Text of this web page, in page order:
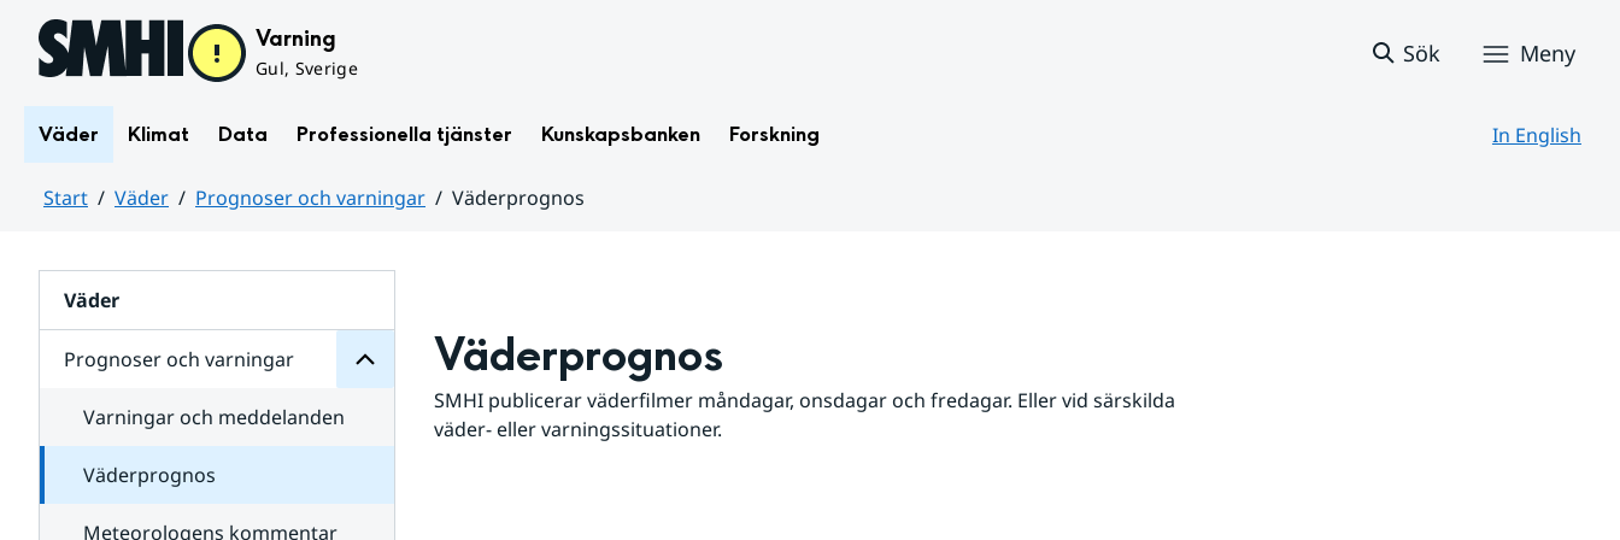
Hoppa till sidans innehåll Varning
Gul, Sverige
Sök Meny
Väder Klimat Data Professionella tjänster Kunskapsbanken Forskning In English
Start Väder Prognoser och varningar
Väderprognos
Väder
Prognoser och varningar
för
varningar
Varningar och meddelanden
Väderprognos
Meteorologens kommentar
Väderprognos
SMHI publicerar väderfilmer måndagar, onsdagar och fredagar. Eller vid särskilda
väder- eller varningssituationer.